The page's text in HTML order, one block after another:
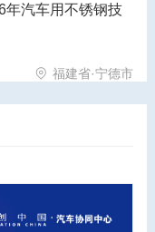
年汽车用不锈钢技
福建省·宁德市